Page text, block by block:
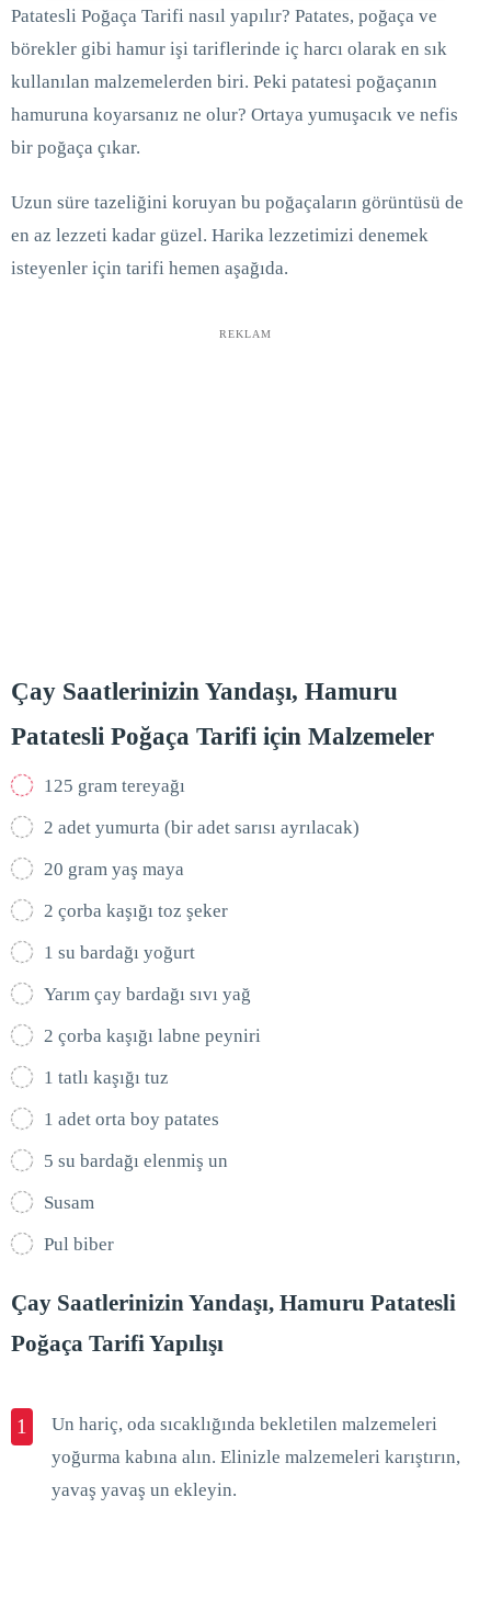
Patatesli Poğaça Tarifi nasıl yapılır? Patates, poğaça ve
börekler gibi hamur işi tariflerinde iç harcı olarak en sık
kullanılan malzemelerden biri. Peki patatesi poğaçanın
hamuruna koyarsanız ne olur? Ortaya yumuşacık ve nefis
bir poğaça çıkar.
Uzun süre tazeliğini koruyan bu poğaçaların görüntüsü de
en az lezzeti kadar güzel. Harika lezzetimizi denemek
isteyenler için tarifi hemen aşağıda.
REKLAM
Çay Saatlerinizin Yandaşı, Hamuru
Patatesli Poğaça Tarifi için Malzemeler
125 gram tereyağı
2 adet yumurta (bir adet sarısı ayrılacak)
20 gram yaş maya
2 çorba kaşığı toz şeker
1 su bardağı yoğurt
Yarım çay bardağı sıvı yağ
2 çorba kaşığı labne peyniri
1 tatlı kaşığı tuz
1 adet orta boy patates
5 su bardağı elenmiş un
Susam
Pul biber
Çay Saatlerinizin Yandaşı, Hamuru Patatesli
Poğaça Tarifi Yapılışı
1
Un hariç, oda sıcaklığında bekletilen malzemeleri
yoğurma kabına alın. Elinizle malzemeleri karıştırın,
yavaş yavaş un ekleyin.